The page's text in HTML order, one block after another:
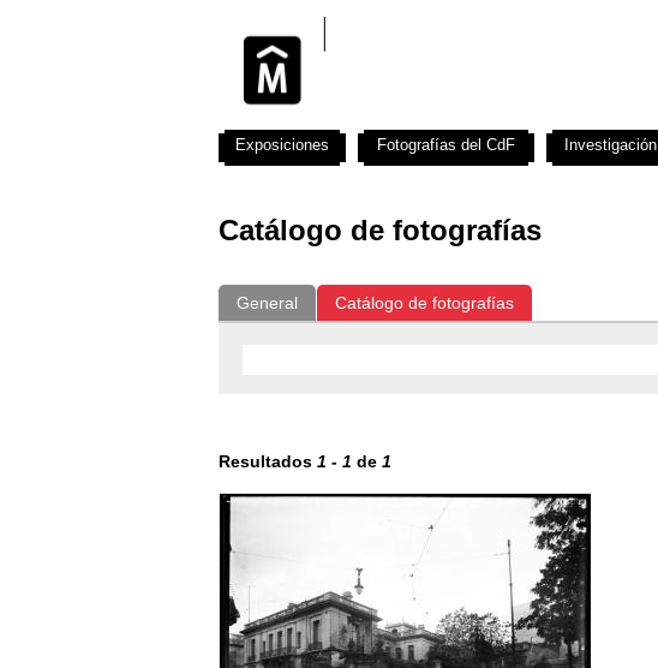
Catálogo de fotografías
General Catálogo de fotografías
Resultados 1 - 1 de 1
Exposiciones Fotografías del CdF Investigación